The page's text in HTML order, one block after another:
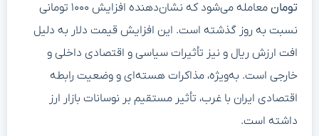
تومان
معامله می‌شود که نشان‌دهنده افزایش ۱۰۰۰ تومانی
نسبت به روز گذشته است. این افزایش قیمت دلار به دلیل
افت ارزش ریال و نیز تأثیرات سیاسی و اقتصادی داخلی و
خارجی است. به‌ویژه، مذاکرات هسته‌ای و وضعیت رابطه
اقتصادی ایران با غرب، تأثیر مستقیم بر نوسانات بازار ارز
داشته است.